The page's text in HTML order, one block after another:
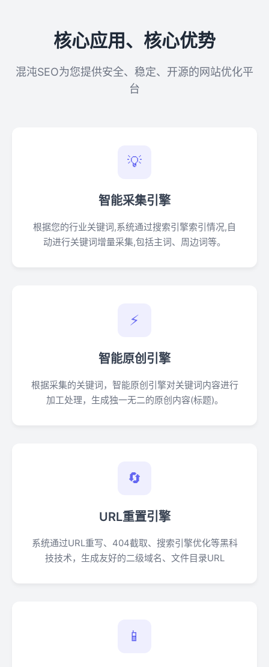
核心应用、核心优势
混沌SEO为您提供安全、稳定、开源的网站优化平
台
💡
智能采集引擎
根据您的行业关键词,系统通过搜索引擎索引情况,自
动进行关键词增量采集,包括主词、周边词等。
⚡
智能原创引擎
根据采集的关键词，智能原创引擎对关键词内容进行
加工处理，生成独一无二的原创内容(标题)。
🔄
URL重置引擎
系统通过URL重写、404截取、搜索引擎优化等黑科
技技术，生成友好的二级域名、文件目录URL
📱